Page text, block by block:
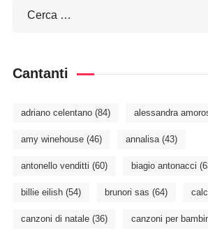
Cantanti
adriano celentano(84) alessandra
amy winehouse(46) annalisa(43)
antonello venditti (60) biagio antonacci
billie eilish(54) brunori sas (64)
canzoni di natale(36) canzoni per